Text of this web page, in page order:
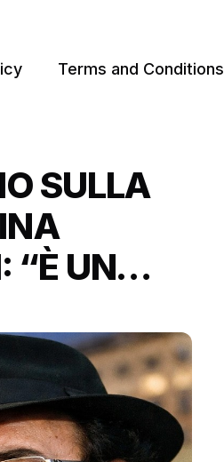
Terms and Conditions
SULLA
“È UN